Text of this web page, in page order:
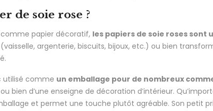
de soie rose ?
comme papier décoratif, les papiers de soie roses sont
argenterie, biscuits, bijoux, etc.) ou bien
utilisé comme un emballage pour de nombreux
bien d’une enseigne de décoration d’intérieur.
et permet une touche plutôt agréable. Son petit